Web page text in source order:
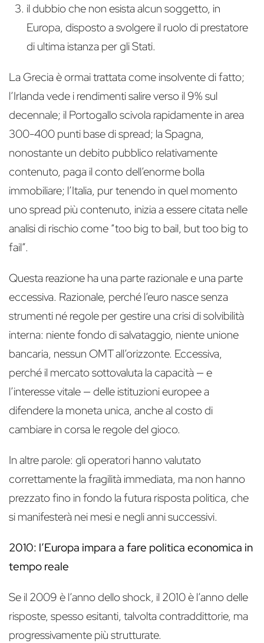
il dubbio che non esista alcun soggetto, in
Europa, disposto a svolgere il ruolo di prestatore
di ultima istanza per gli Stati.
La Grecia è ormai trattata come insolvente di fatto;
l’Irlanda vede i rendimenti salire verso il 9% sul
decennale; il Portogallo scivola rapidamente in area
300-400 punti base di spread; la Spagna,
nonostante un debito pubblico relativamente
contenuto, paga il conto dell’enorme bolla
immobiliare; l’Italia, pur tenendo in quel momento
uno spread più contenuto, inizia a essere citata nelle
analisi di rischio come “too big to bail, but too big to
fail”.
Questa reazione ha una parte razionale e una parte
eccessiva. Razionale, perché l’euro nasce senza
strumenti né regole per gestire una crisi di solvibilità
interna: niente fondo di salvataggio, niente unione
bancaria, nessun OMT all’orizzonte. Eccessiva,
perché il mercato sottovaluta la capacità — e
l’interesse vitale — delle istituzioni europee a
difendere la moneta unica, anche al costo di
cambiare in corsa le regole del gioco.
In altre parole: gli operatori hanno valutato
correttamente la fragilità immediata, ma non hanno
prezzato fino in fondo la futura risposta politica, che
si manifesterà nei mesi e negli anni successivi.
2010: l’Europa impara a fare politica economica in
tempo reale
Se il 2009 è l’anno dello shock, il 2010 è l’anno delle
risposte, spesso esitanti, talvolta contraddittorie, ma
progressivamente più strutturate.